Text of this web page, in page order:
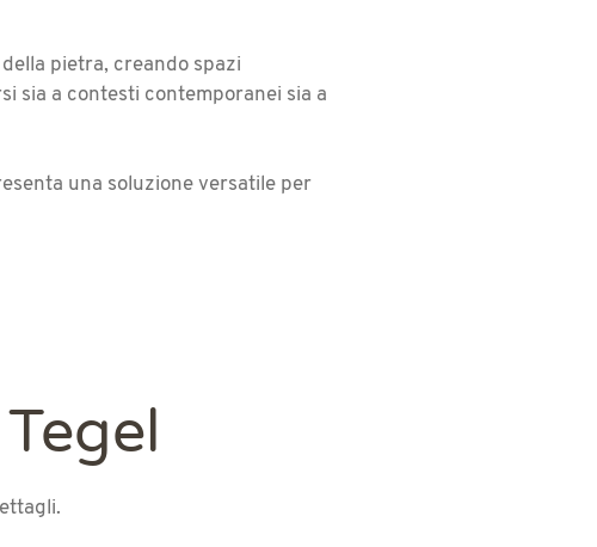
pietra, creando spazi
sia a contesti contemporanei sia a
una soluzione versatile per